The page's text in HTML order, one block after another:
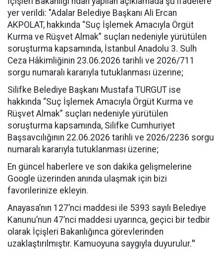
yer verildi: "Adalar Belediye Başkanı Ali Ercan
AKPOLAT, hakkında “Suç İşlemek Amacıyla Örgüt
Kurma ve Rüşvet Almak” suçları nedeniyle yürütülen
soruşturma kapsamında, İstanbul Anadolu 3. Sulh
Ceza Hâkimliğinin 23.06.2026 tarihli ve 2026/711
sorgu numaralı kararıyla tutuklanması üzerine;
Silifke Belediye Başkanı Mustafa TURGUT ise
hakkında “Suç İşlemek Amacıyla Örgüt Kurma ve
Rüşvet Almak” suçları nedeniyle yürütülen
soruşturma kapsamında, Silifke Cumhuriyet
Başsavcılığının 22.06.2026 tarihli ve 2026/2236 sorgu
numaralı kararıyla tutuklanması üzerine;
En güncel haberlere ve son dakika gelişmelerine
Google üzerinden anında ulaşmak için bizi
favorilerinize ekleyin.
Anayasa’nın 127’nci maddesi ile 5393 sayılı Belediye
Kanunu’nun 47’nci maddesi uyarınca, geçici bir tedbir
olarak İçişleri Bakanlığınca görevlerinden
uzaklaştırılmıştır. Kamuoyuna saygıyla duyurulur."